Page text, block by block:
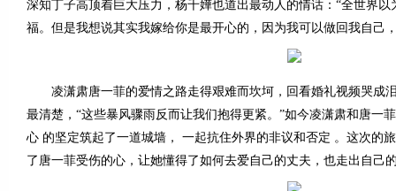
深知丁子高顶着巨大压力，杨千嬅也道出最动人的情话：“全世界
福。但是我想说其实我嫁给你是最开心的，因为我可以做回我自己
凌潇肃唐一菲的爱情之路走得艰难而坎坷，回看婚礼视频哭成
最清楚，“这些暴风骤雨反而让我们抱得更紧。”如今凌潇肃和唐一
心 的坚定筑起了一道城墙， 一起抗住外界的非议和否定 。这次的
了唐一菲受伤的心，让她懂得了如何去爱自己的丈夫，也走出自己